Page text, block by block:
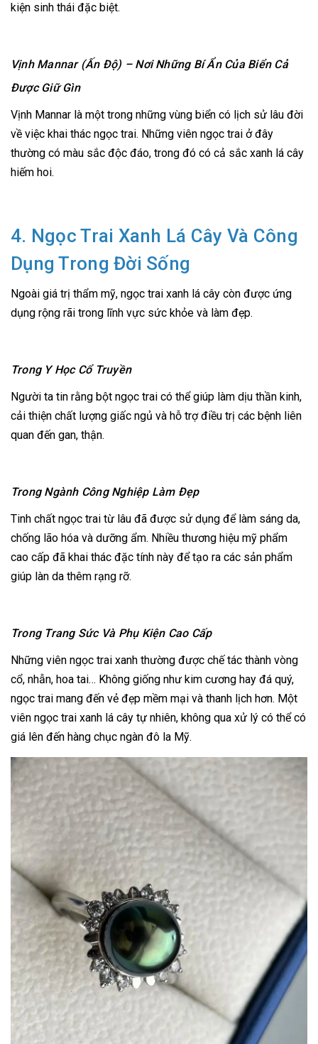
kiện sinh thái đặc biệt.
Vịnh Mannar (Ấn Độ) – Nơi Những Bí Ẩn Của Biển Cả
Được Giữ Gìn
Vịnh Mannar là một trong những vùng biển có lịch sử lâu đời
về việc khai thác ngọc trai. Những viên ngọc trai ở đây
thường có màu sắc độc đáo, trong đó có cả sắc xanh lá cây
hiếm hoi.
4. Ngọc Trai Xanh Lá Cây Và Công
Dụng Trong Đời Sống
Ngoài giá trị thẩm mỹ, ngọc trai xanh lá cây còn được ứng
dụng rộng rãi trong lĩnh vực sức khỏe và làm đẹp.
Trong Y Học Cổ Truyền
Người ta tin rằng bột ngọc trai có thể giúp làm dịu thần kinh,
cải thiện chất lượng giấc ngủ và hỗ trợ điều trị các bệnh liên
quan đến gan, thận.
Trong Ngành Công Nghiệp Làm Đẹp
Tinh chất ngọc trai từ lâu đã được sử dụng để làm sáng da,
chống lão hóa và dưỡng ẩm. Nhiều thương hiệu mỹ phẩm
cao cấp đã khai thác đặc tính này để tạo ra các sản phẩm
giúp làn da thêm rạng rỡ.
Trong Trang Sức Và Phụ Kiện Cao Cấp
Những viên ngọc trai xanh thường được chế tác thành vòng
cổ, nhẫn, hoa tai… Không giống như kim cương hay đá quý,
ngọc trai mang đến vẻ đẹp mềm mại và thanh lịch hơn. Một
viên ngọc trai xanh lá cây tự nhiên, không qua xử lý có thể có
giá lên đến hàng chục ngàn đô la Mỹ.